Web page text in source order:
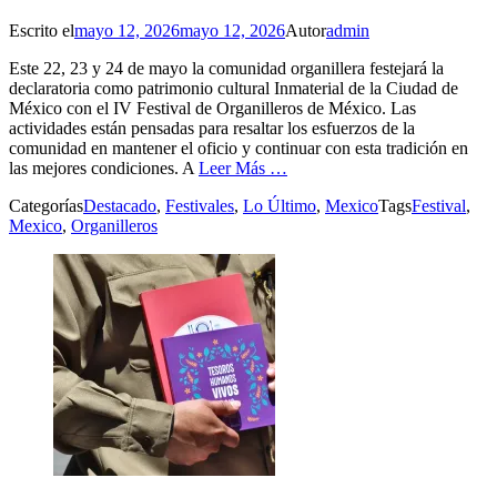
Escrito elmayo 12, 2026mayo 12, 2026Autoradmin
Este 22, 23 y 24 de mayo la comunidad organillera festejará la
declaratoria como patrimonio cultural Inmaterial de la Ciudad de
México con el IV Festival de Organilleros de México. Las
actividades están pensadas para resaltar los esfuerzos de la
comunidad en mantener el oficio y continuar con esta tradición en
las mejores condiciones. A Leer Más …
CategoríasDestacado, Festivales, Lo Último, MexicoTagsFestival,
Mexico, Organilleros